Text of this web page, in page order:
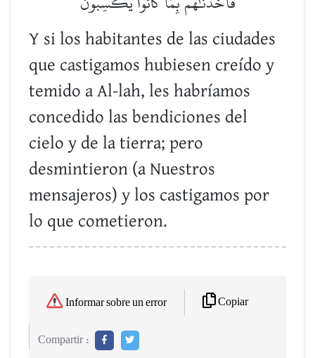
Y si los habitantes de las ciudades
que castigamos hubiesen creído y
temido a Al-lah, les habríamos
concedido las bendiciones del
cielo y de la tierra; pero
desmintieron (a Nuestros
mensajeros) y los castigamos por
lo que cometieron.
Informar sobre un error Copiar
Compartir :